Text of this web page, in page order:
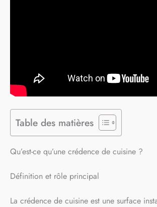
Table des matières
Qu’est-ce qu’une crédence de cuisine ?
Définition et rôle principal
La crédence de cuisine est une surface